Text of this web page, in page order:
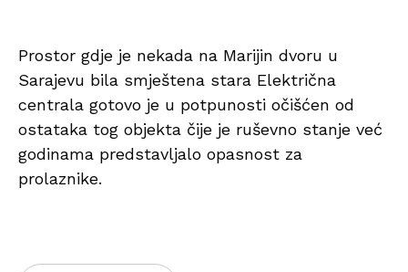
Prostor gdje je nekada na Marijin dvoru u
Sarajevu bila smještena stara Električna
centrala gotovo je u potpunosti očišćen od
ostataka tog objekta čije je ruševno stanje već
godinama predstavljalo opasnost za
prolaznike.